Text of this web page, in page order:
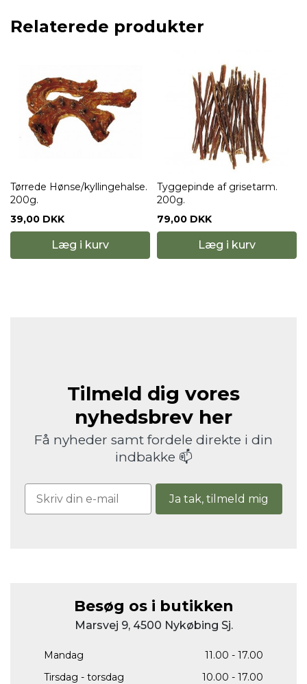
Relaterede produkter
Tørrede Hønse/kyllingehalse.
200g.
39,00 DKK
Læg i kurv
Tyggepinde af grisetarm.
200g.
79,00 DKK
Læg i kurv
Tilmeld dig vores
nyhedsbrev her
Få nyheder samt fordele direkte i din
indbakke 📫
Ja tak, tilmeld mig
Besøg os i butikken
Marsvej 9, 4500 Nykøbing Sj.
Mandag
11.00 - 17.00
Tirsdag - torsdag
10.00 - 17.00